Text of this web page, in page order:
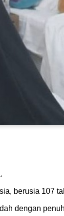
berusia 107
dengan